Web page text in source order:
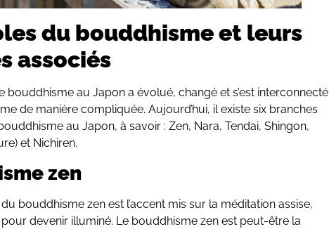
du bouddhisme et leurs
associés
bouddhisme au Japon a évolué, changé et s’est interconnecté
de manière compliquée. Aujourd’hui, il existe six branches
au Japon, à savoir : Zen, Nara, Tendai, Shingon,
et Nichiren.
zen
bouddhisme zen est l’accent mis sur la méditation assise,
pour devenir illuminé. Le bouddhisme zen est peut-être la